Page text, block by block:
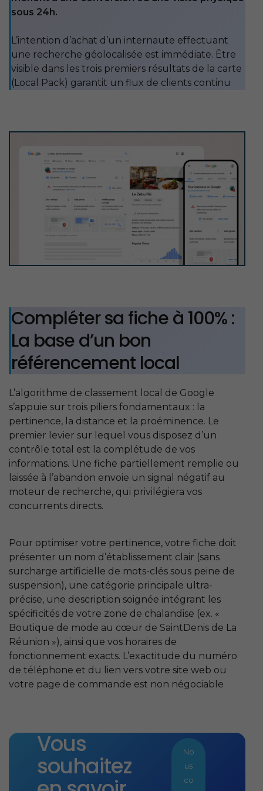
sous 24h.
L’intention d’achat d’un internaute effectuant
une recherche géolocalisée est immédiate. Être
visible dans les trois premiers résultats de la carte
(Local Pack) garantit un flux de clients continu
Compléter sa fiche à 100% :
La base d’un bon
référencement local
L’algorithme de classement local de Google
s’appuie sur trois piliers fondamentaux : la
pertinence, la distance et la proéminence. Le
premier levier sur lequel vous disposez d’un
contrôle total est la complétude de vos
informations. Une fiche partiellement remplie ou
laissée à l’abandon envoie un signal négatif au
moteur de recherche, qui privilégiera vos
concurrents directs.
Pour optimiser votre pertinence, votre fiche doit
présenter un nom d’établissement clair (sans
surcharge artificielle de mots-clés sous peine de
suspension), une catégorie principale ultra-
précise, une description soignée intégrant les
spécificités de votre zone de chalandise (ex. «
Boutique de mode au cœur de SaintDenis de La
Réunion »), ainsi que vos horaires de
fonctionnement exacts. L’exactitude du numéro
de téléphone et du lien vers votre site web ou
votre page de commande est non négociable
Vous
souhaitez
No
us
co